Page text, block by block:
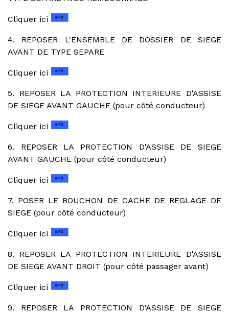
Cliquer ici
4. REPOSER L'ENSEMBLE DE DOSSIER DE SIEGE
AVANT DE TYPE SEPARE
Cliquer ici
5. REPOSER LA PROTECTION INTERIEURE D'ASSISE
DE SIEGE AVANT GAUCHE (pour côté conducteur)
Cliquer ici
6. REPOSER LA PROTECTION D'ASSISE DE SIEGE
AVANT GAUCHE (pour côté conducteur)
Cliquer ici
7. POSER LE BOUCHON DE CACHE DE REGLAGE DE
SIEGE (pour côté conducteur)
Cliquer ici
8. REPOSER LA PROTECTION INTERIEURE D'ASSISE
DE SIEGE AVANT DROIT (pour côté passager avant)
Cliquer ici
9. REPOSER LA PROTECTION D'ASSISE DE SIEGE